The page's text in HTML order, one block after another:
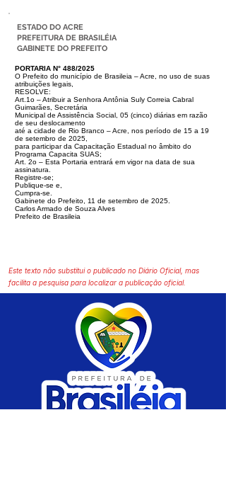
ESTADO DO ACRE
PREFEITURA DE BRASILÉIA
GABINETE DO PREFEITO
PORTARIA N° 488/2025
O Prefeito do município de Brasileia – Acre, no uso de suas
atribuições legais,
RESOLVE:
Art.1o – Atribuir a Senhora Antônia Suly Correia Cabral
Guimarães, Secretária
Municipal de Assistência Social, 05 (cinco) diárias em razão
de seu deslocamento
até a cidade de Rio Branco – Acre, nos período de 15 a 19
de setembro de 2025,
para participar da Capacitação Estadual no âmbito do
Programa Capacita SUAS;
Art. 2o – Esta Portaria entrará em vigor na data de sua
assinatura.
Registre-se;
Publique-se e,
Cumpra-se.
Gabinete do Prefeito, 11 de setembro de 2025.
Carlos Armado de Souza Alves
Prefeito de Brasileia
Este texto não substitui o publicado no Diário Oficial, mas
facilita a pesquisa para localizar a publicação oficial.